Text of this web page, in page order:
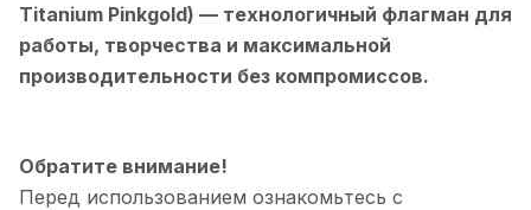
Titanium Pinkgold) — технологичный флагман для
работы, творчества и максимальной
производительности без компромиссов.
Обратите внимание!
Перед использованием ознакомьтесь с